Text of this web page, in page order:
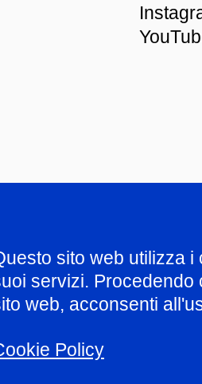
sito web utilizza
servizi. Procedendo
web, acconsenti
Policy
policy